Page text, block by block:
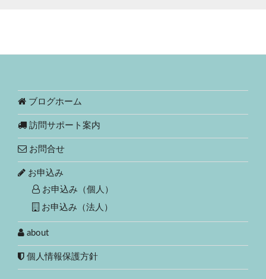
ブログホーム
訪問サポート案内
お問合せ
お申込み
お申込み（個人）
お申込み（法人）
about
個人情報保護方針